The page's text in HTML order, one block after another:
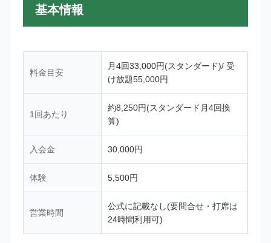
基本情報
料金目安
月4回33,000円(スタンダード)/ 受
け放題55,000円
1回あたり
約8,250円(スタンダード月4回換
算)
入会金 30,000円
体験 5,500円
営業時間
公式に記載なし(要問合せ・打席は
24時間利用可)